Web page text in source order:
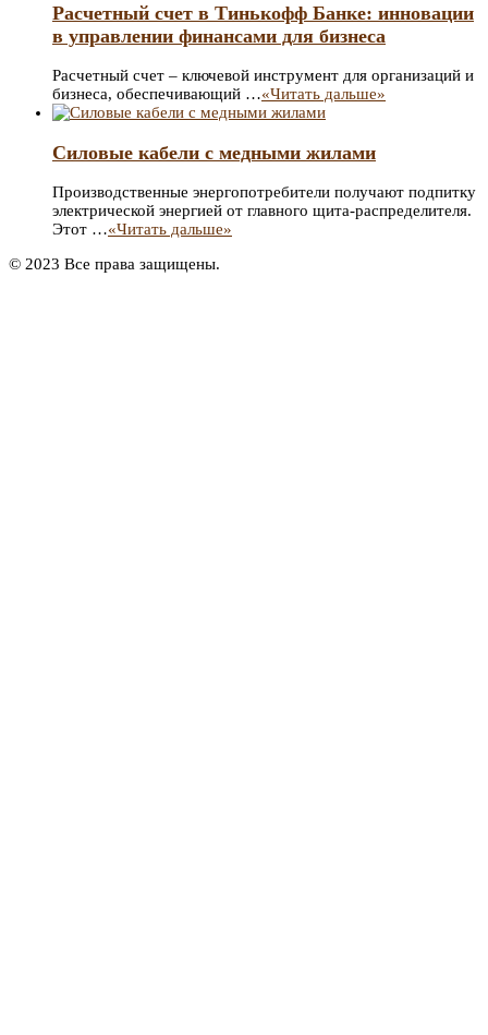
Расчетный счет в Тинькофф Банке: инновации
в управлении финансами для бизнеса
Расчетный счет – ключевой инструмент для организаций и
бизнеса, обеспечивающий …«Читать дальше»
Силовые кабели с медными жилами
Производственные энергопотребители получают подпитку
электрической энергией от главного щита-распределителя.
Этот …«Читать дальше»
© 2023 Все права защищены.